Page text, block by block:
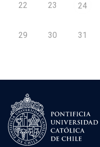
22 23 24
29 30 31